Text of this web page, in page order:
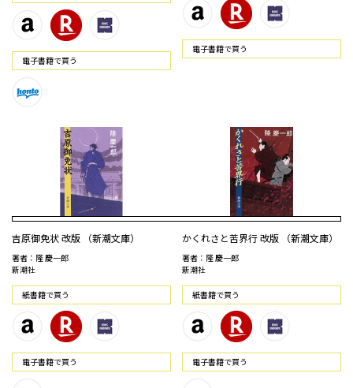
電⼦書籍で買う
電⼦書籍で買う
吉原御免状 改版 （新潮文庫）
著者：隆 慶一郎
新潮社
紙書籍で買う
電⼦書籍で買う
かくれさと苦界行 改版 （新潮文庫）
著者：隆 慶一郎
新潮社
紙書籍で買う
電⼦書籍で買う